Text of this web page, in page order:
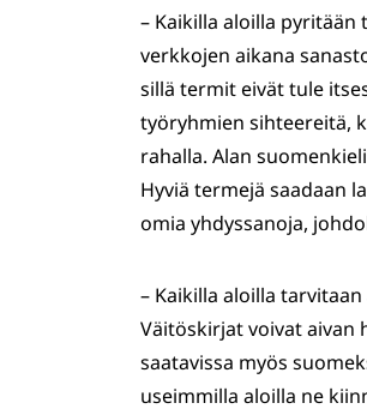
– Kaikilla aloilla
verkkojen aikana
sillä termit eivät tule
työryhmien sihteereitä,
rahalla. Alan
Hyviä termejä saadaan
omia yhdyssanoja,
– Kaikilla aloilla
Väitöskirjat voivat aivan
saatavissa myös
useimmilla aloilla ne